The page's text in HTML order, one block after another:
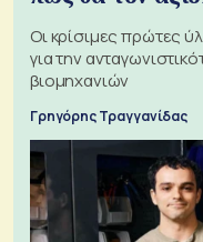
Οι κρίσιμες πρώτες
για την
βιομηχανιών
Γρηγόρης Τραγγανίδας